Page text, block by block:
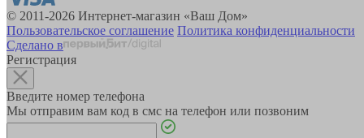
© 2011-2026 Интернет-магазин «Ваш Дом»
Пользовательское соглашение Политика конфиденциальности
Сделано в
Регистрация
Введите номер телефона
Мы отправим вам код в смс на телефон или позвоним